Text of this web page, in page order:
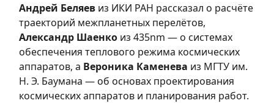
Андрей Беляев из ИКИ РАН рассказал о расчёте
траекторий межпланетных перелётов,
Александр Шаенко из 435nm — о системах
обеспечения теплового режима космических
аппаратов, а Вероника Каменева из МГТУ им.
Н. Э. Баумана — об основах проектирования
космических аппаратов и планирования работ.